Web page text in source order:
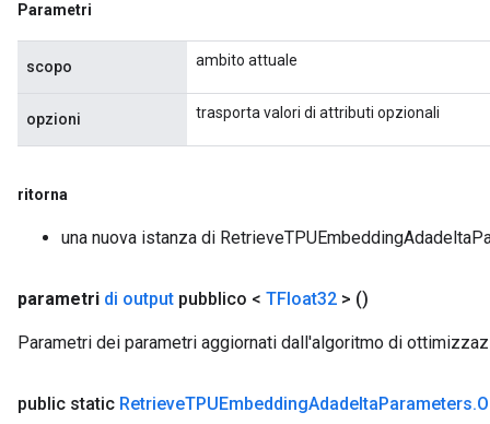
Parametri
scopo ambito attuale
opzioni trasporta valori di attributi opzionali
ritorna
una nuova istanza di
parametri di output pubblico < TFloat32 > ()
Parametri dei parametri aggiornati dall'algoritmo di
public static RetrieveTPUEmbeddingAdadeltaParameters.